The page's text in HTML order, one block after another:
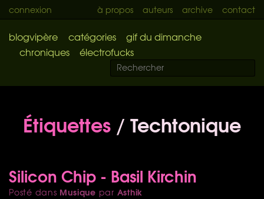
connexion à propos auteurs archive contact
blogvipère catégories
gif du dimanche
chroniques
électrofucks
Étiquettes / Techtonique
Silicon Chip - Basil Kirchin
Posté dans Musique par Asthik